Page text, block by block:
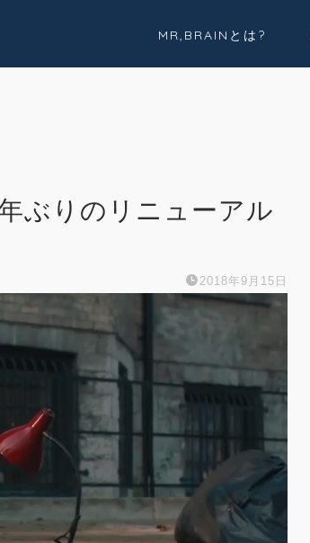
MR,BRAINとは?
ぶりのリニューアル
2018年9月15日